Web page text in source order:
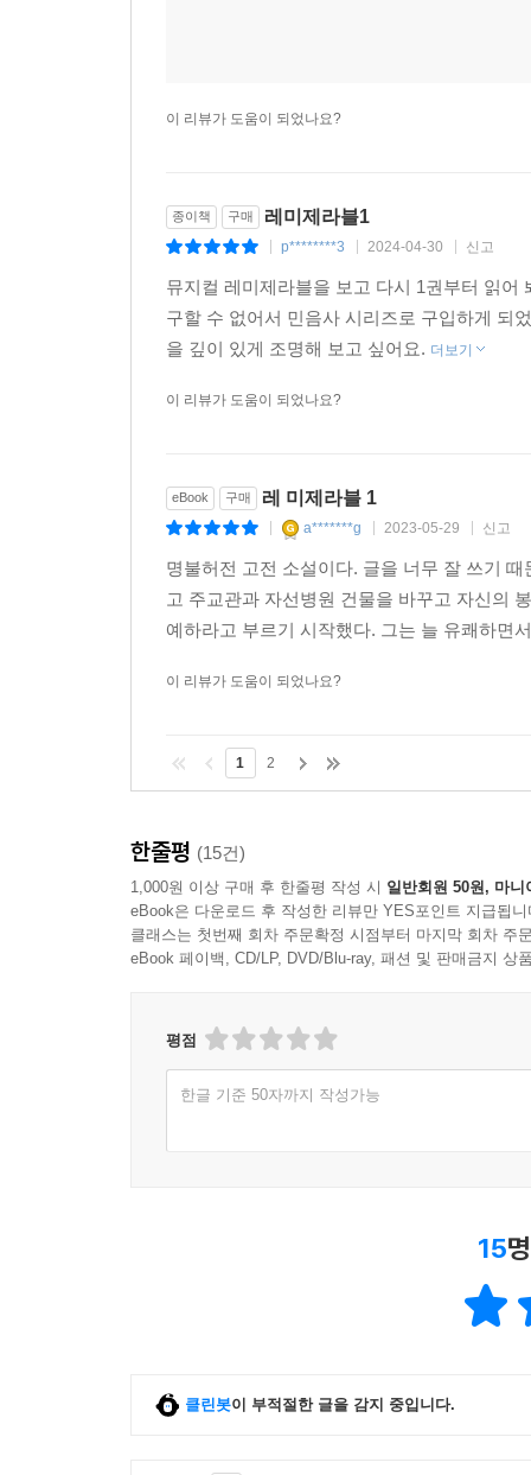
이 리뷰가 도움이 되었나요?
종이책 구매 레미제라블1
p********3 2024-04-30 신고
뮤지컬 레미제라블을 보고 다시 1권부터 읽
구할 수 없어서 민음사 시리즈로 구입하게 되
을 깊이 있게 조명해 보고 싶어요. 더보기
이 리뷰가 도움이 되었나요?
eBook 구매 레 미제라블 1
a*******g 2023-05-29 신고
명불허전 고전 소설이다. 글을 너무 잘 쓰기
고 주교관과 자선병원 건물을 바꾸고 자신의
예하라고 부르기 시작했다. 그는 늘 유쾌하면
이 리뷰가 도움이 되었나요?
1 2
한줄평 (15건)
1,000원 이상 구매 후 한줄평 작성 시 일반회원 50원, 마니
eBook은 다운로드 후 작성한 리뷰만 YES포인트 지급됩니
클래스는 첫번째 회차 주문확정 시점부터 마지막 회차 주
eBook 페이백, CD/LP, DVD/Blu-ray, 패션 및 판매금지 상
평점
한글 기준 50자까지 작성가능
15
클린봇이 부적절한 글을 감지 중입니다.